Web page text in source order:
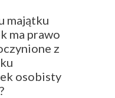
majątku
ma prawo
z
osobisty